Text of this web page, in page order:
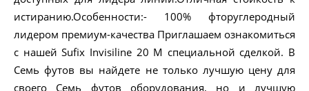
истиранию.Особенности:- 100% фторуглеродный
лидером премиум-качества Приглашаем ознакомиться
с нашей Sufix Invisiline 20 M специальной сделкой. В
Семь футов вы найдете не только лучшую цену для
своего Семь футов оборудования, но и лучшую